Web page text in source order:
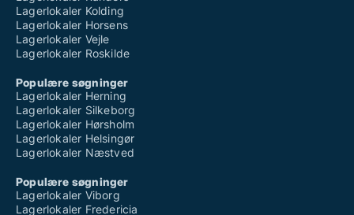
Lagerlokaler Kolding
Lagerlokaler Horsens
Lagerlokaler Vejle
Lagerlokaler Roskilde
Populære søgninger
Lagerlokaler Herning
Lagerlokaler Silkeborg
Lagerlokaler Hørsholm
Lagerlokaler Helsingør
Lagerlokaler Næstved
Populære søgninger
Lagerlokaler Viborg
Lagerlokaler Fredericia